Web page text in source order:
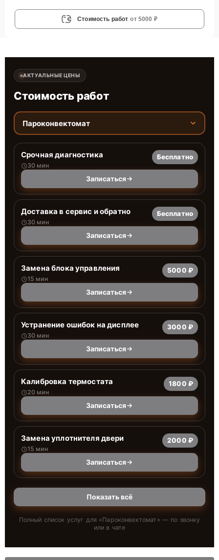
Стоимость работ от 5000 ₽
АКТУАЛЬНЫЕ ЦЕНЫ
Стоимость работ
Пароконвектомат
Срочная диагностика
30 мин
Бесплатно
Записаться
Доставка в сервис и обратно
30 мин
Бесплатно
Записаться
Замена блока управления
15 мин
5000 ₽
Записаться
Устранение ошибок на дисплее
30 мин
3000 ₽
Записаться
Калибровка термостата
20 мин
1800 ₽
Записаться
Замена уплотнителя двери
15 мин
2000 ₽
Записаться
Показать всё
Полный список услуг для «Пароконвектомат » — по звонку
или в чате